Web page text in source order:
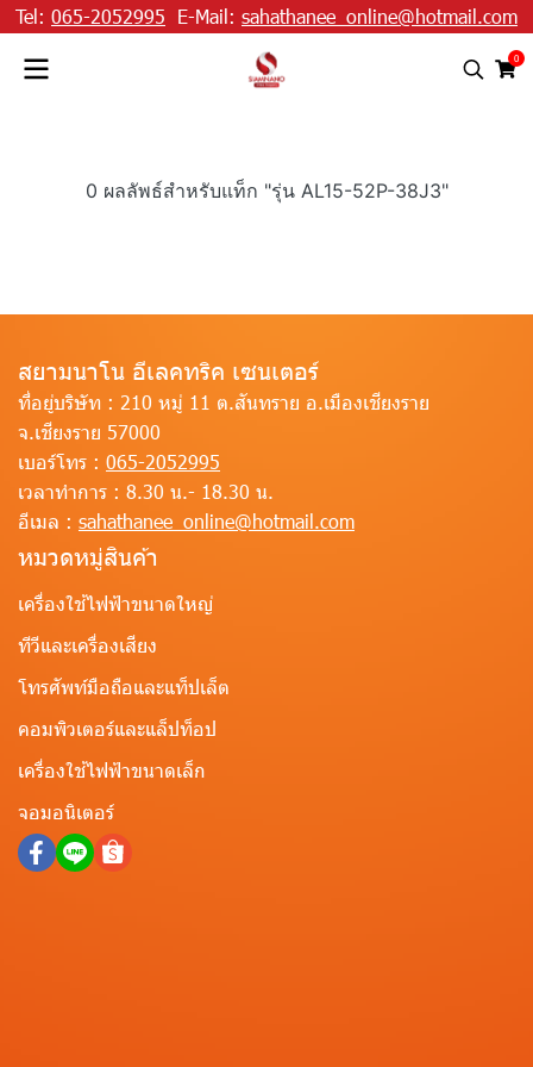
Tel: 065-2052995 E-Mail: sahathanee_online@hotmail.com
0
0 ผลลัพธ์สำหรับแท็ก "รุ่น AL15-52P-38J3"
สยามนาโน อีเลคทริค เซนเตอร์
ที่อยู่บริษัท : 210 หมู่ 11 ต.สันทราย อ.เมืองเชียงราย
จ.เชียงราย 57000
เบอร์โทร : 065-2052995
เวลาทำการ : 8.30 น.- 18.30 น.
อีเมล : sahathanee_online@hotmail.com
หมวดหมู่สินค้า
เครื่องใช้ไฟฟ้าขนาดใหญ่
ทีวีและเครื่องเสียง
โทรศัพท์มือถือและแท็ปเล็ต
คอมพิวเตอร์และแล็ปท็อป
เครื่องใช้ไฟฟ้าขนาดเล็ก
จอมอนิเตอร์